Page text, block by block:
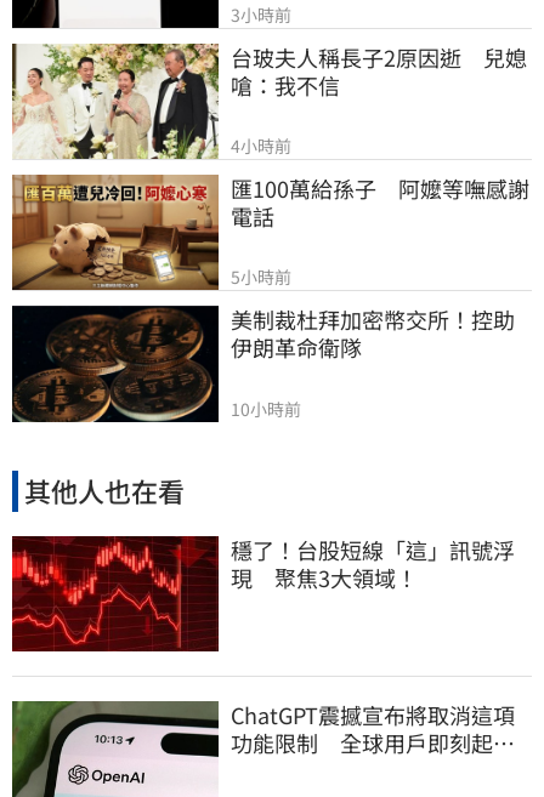
3小時前
台玻夫人稱長子2原因逝　兒媳
嗆：我不信
4小時前
匯100萬給孫子　阿嬤等嘸感謝
電話
5小時前
美制裁杜拜加密幣交所！控助
伊朗革命衛隊
10小時前
其他人也在看
穩了！台股短線「這」訊號浮
現 聚焦3大領域！
ChatGPT震撼宣布將取消這項
功能限制 全球用戶即刻起